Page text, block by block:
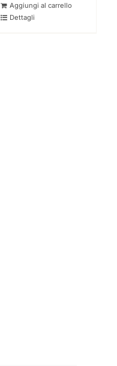
Aggiungi al carrello
Dettagli